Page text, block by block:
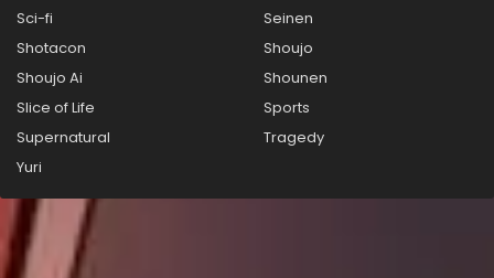
Sci-fi
Seinen
Shotacon
Shoujo
Shoujo Ai
Shounen
Slice of Life
Sports
Supernatural
Tragedy
Yuri